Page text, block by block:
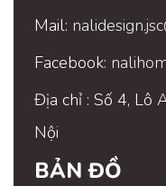
Mail:
Facebook:
Địa chỉ : Số 4, Lô
Nội
BẢN ĐỒ